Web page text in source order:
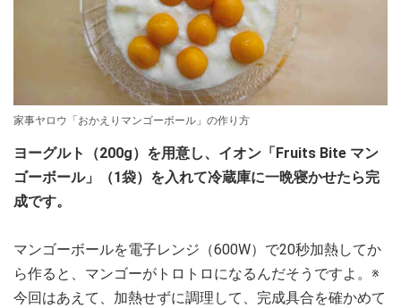
家事ヤロウ「おかえりマンゴーボール」の作り方
ヨーグルト（200g）を用意し、イオン「Fruits Bite マン
ゴーボール」（1袋）を入れて冷蔵庫に一晩寝かせたら完
成です。
マンゴーボールを電子レンジ（600W）で20秒加熱してか
ら作ると、マンゴーがトロトロになるんだそうですよ。※
今回はあえて、加熱せずに調理して、完成具合を確かめて